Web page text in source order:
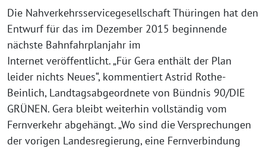
Die Nahverkehrsservicegesellschaft Thüringen hat den
Entwurf für das im Dezember 2015 beginnende
nächste Bahnfahrplanjahr im
Internet veröffentlicht. „Für Gera enthält der Plan
leider nichts Neues“, kommentiert Astrid Rothe-
Beinlich, Landtagsabgeordnete von Bündnis 90/DIE
GRÜNEN. Gera bleibt weiterhin vollständig vom
Fernverkehr abgehängt. „Wo sind die Versprechungen
der vorigen Landesregierung, eine Fernverbindung